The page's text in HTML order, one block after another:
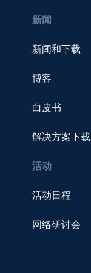
新闻
新闻和下载
博客
白皮书
解决方案下载
活动
活动日程
网络研讨会